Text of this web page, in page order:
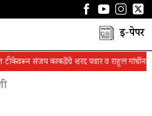
ई-पेपर
टीकेवरून संजय काकडेंचे शरद पवार व राहुल गांधींना पत्र